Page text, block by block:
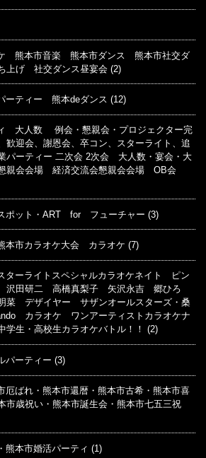
熊本市音楽 熊本市ダンス 熊本市社交ダ
上げ 社交ダンス昼宴会 (2)
ーティー 熊本deダンス (12)
大人数 例会・懇親会・プロジェクター完
歓迎会、謝恩会、卒コン、スターライト、追
パーティー 二次会 2次会 大人数・宴会・大
親会会場 経済交流会懇親会会場 OB会
ポット・ART for フューチャー (3)
本市カラオケ大会 カラオケ (7)
ターライトスペシャルカラオケネイト ピン
沢田研二 高橋真梨子 矢沢永吉 郷ひろ
デザイヤー サザンオールスターズ・桑
カラオケ ワンアーティストカラオケナ
生・高校生カラオケバトル！！ (2)
パーティー (3)
厄ばれ・熊本市還暦・熊本市古希・熊本市喜
市歳祝い・熊本市誕生会・熊本市七五三祝
熊本市婚活パーティ (1)